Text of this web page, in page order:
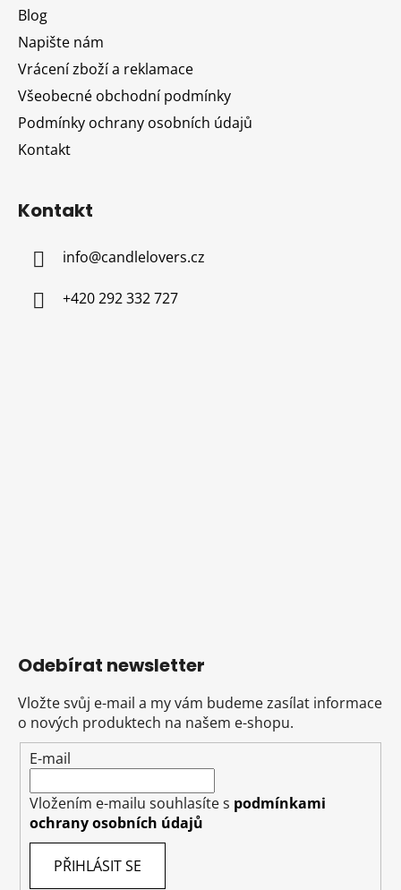
Blog
Napište nám
Vrácení zboží a reklamace
Všeobecné obchodní podmínky
Podmínky ochrany osobních údajů
Kontakt
Kontakt
info@candlelovers.cz
+420 292 332 727
Odebírat newsletter
Vložte svůj e-mail a my vám budeme zasílat informace
o nových produktech na našem e-shopu.
E-mail
Vložením e-mailu souhlasíte s podmínkami
ochrany osobních údajů
PŘIHLÁSIT SE